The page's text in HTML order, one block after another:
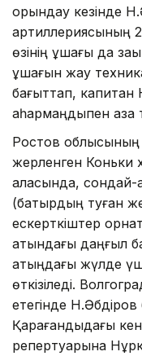
орындау кезінде
артиллериясының 2
өзінің ұшағы да
ұшағын жау
бағыттап, капитан
қаһармаңдықпен
Ростов
жерленген Коньки
қаласында, сондай-
(батырдың туған
ескерткіштер
атындағы даңғыл
атыңдағы жүлде
өткізіледі.
етегінде
Қарағандыдағы
репертуарына